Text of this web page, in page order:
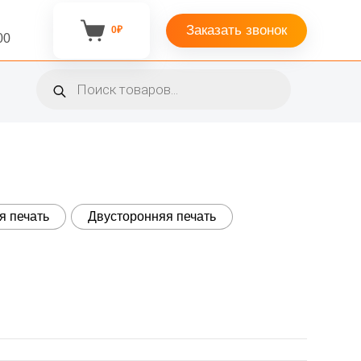
Корзина
0₽ Заказать звонок
товаров
печать Двусторонняя печать